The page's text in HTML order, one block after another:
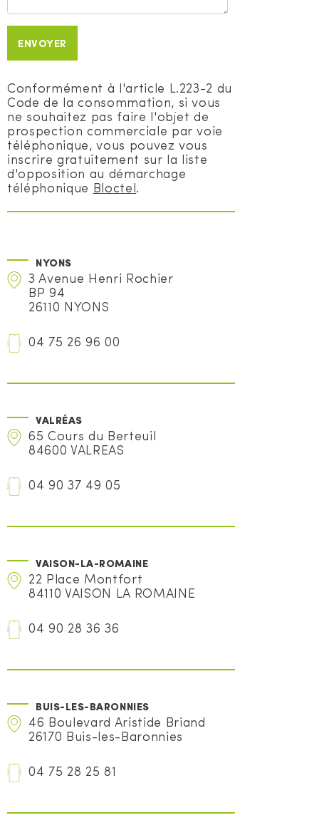
ENVOYER
Conformément à l'article L.223-2 du
Code de la consommation, si vous
ne souhaitez pas faire l'objet de
prospection commerciale par voie
téléphonique, vous pouvez vous
inscrire gratuitement sur la liste
d'opposition au démarchage
téléphonique Bloctel.
NYONS
3 Avenue Henri Rochier
BP 94
26110 NYONS
04 75 26 96 00
VALRÉAS
65 Cours du Berteuil
84600 VALREAS
04 90 37 49 05
VAISON-LA-ROMAINE
22 Place Montfort
84110 VAISON LA ROMAINE
04 90 28 36 36
BUIS-LES-BARONNIES
46 Boulevard Aristide Briand
26170 Buis-les-Baronnies
04 75 28 25 81